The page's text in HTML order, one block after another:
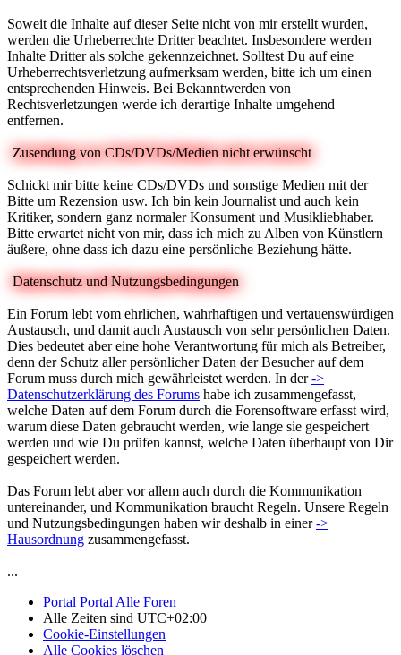
Soweit die Inhalte auf dieser Seite nicht von mir erstellt wurden,
werden die Urheberrechte Dritter beachtet. Insbesondere werden
Inhalte Dritter als solche gekennzeichnet. Solltest Du auf eine
Urheberrechtsverletzung aufmerksam werden, bitte ich um einen
entsprechenden Hinweis. Bei Bekanntwerden von
Rechtsverletzungen werde ich derartige Inhalte umgehend
entfernen.
Zusendung von CDs/DVDs/Medien nicht erwünscht
Schickt mir bitte keine CDs/DVDs und sonstige Medien mit der
Bitte um Rezension usw. Ich bin kein Journalist und auch kein
Kritiker, sondern ganz normaler Konsument und Musikliebhaber.
Bitte erwartet nicht von mir, dass ich mich zu Alben von Künstlern
äußere, ohne dass ich dazu eine persönliche Beziehung hätte.
Datenschutz und Nutzungsbedingungen
Ein Forum lebt vom ehrlichen, wahrhaftigen und vertauenswürdigen
Austausch, und damit auch Austausch von sehr persönlichen Daten.
Dies bedeutet aber eine hohe Verantwortung für mich als Betreiber,
denn der Schutz aller persönlicher Daten der Besucher auf dem
Forum muss durch mich gewährleistet werden. In der->
Datenschutzerklärung des Forums habe ich zusammengefasst,
welche Daten auf dem Forum durch die Forensoftware erfasst wird,
warum diese Daten gebraucht werden, wie lange sie gespeichert
werden und wie Du prüfen kannst, welche Daten überhaupt von Dir
gespeichert werden.
Das Forum lebt aber vor allem auch durch die Kommunikation
untereinander, und Kommunikation braucht Regeln. Unsere Regeln
und Nutzungsbedingungen haben wir deshalb in einer->
Hausordnung zusammengefasst.
...
Portal Portal Alle Foren
Alle Zeiten sind UTC+02:00
Cookie-Einstellungen
Alle Cookies löschen